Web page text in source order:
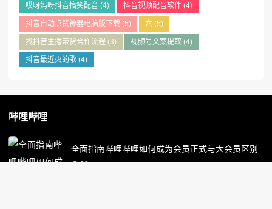
哎呀妈呀抖音搞笑配音(4) 抖音视频配音软件 (4)
抖音自动点赞神器电脑版下载(5) 六 (5)
找抖音主播带货合作流程 (3) 视频号文案提取 (4)
抖音最近火的歌(4)
哔哩哔哩
全面指南哔哩哔哩如何成为会员正式与大会员区别
33